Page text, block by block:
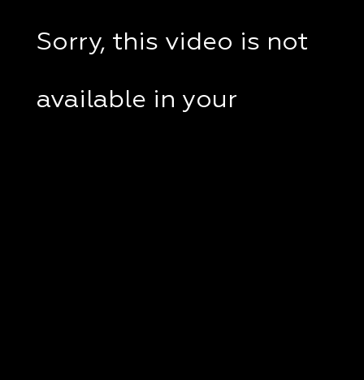
Sorry, this video is not
available in your